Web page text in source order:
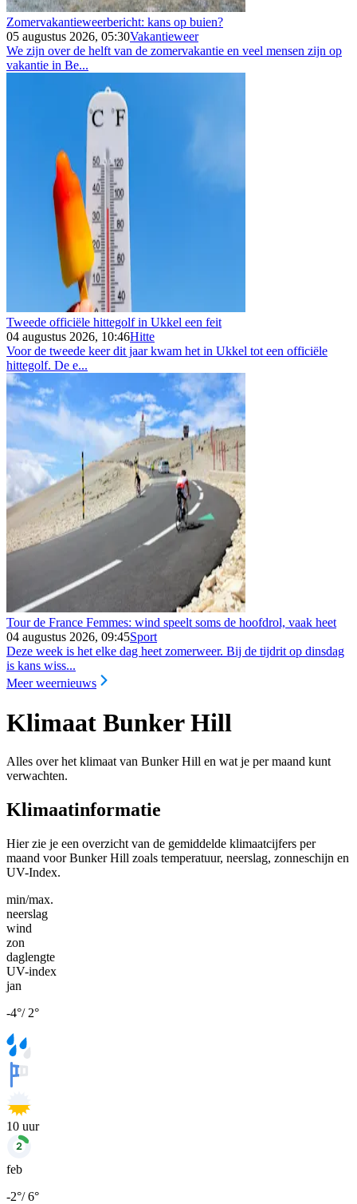
Zomervakantieweerbericht: kans op buien?
05 augustus 2026, 05:30Vakantieweer
We zijn over de helft van de zomervakantie en veel mensen zijn op
vakantie in Be...
Tweede officiële hittegolf in Ukkel een feit
04 augustus 2026, 10:46Hitte
Voor de tweede keer dit jaar kwam het in Ukkel tot een officiële
hittegolf. De e...
Tour de France Femmes: wind speelt soms de hoofdrol, vaak heet
04 augustus 2026, 09:45Sport
Deze week is het elke dag heet zomerweer. Bij de tijdrit op dinsdag
is kans wiss...
Meer weernieuws
Klimaat Bunker Hill
Alles over het klimaat van Bunker Hill en wat je per maand kunt
verwachten.
Klimaatinformatie
Hier zie je een overzicht van de gemiddelde klimaatcijfers per
maand voor Bunker Hill zoals temperatuur, neerslag, zonneschijn en
UV-Index.
min/max.
neerslag
wind
zon
daglengte
UV-index
jan
-4°/ 2°
10 uur
feb
-2°/6°